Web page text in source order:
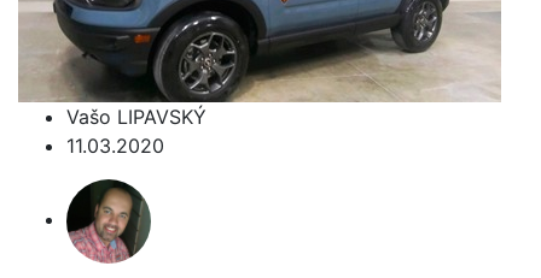
Vašo LIPAVSKÝ
11.03.2020